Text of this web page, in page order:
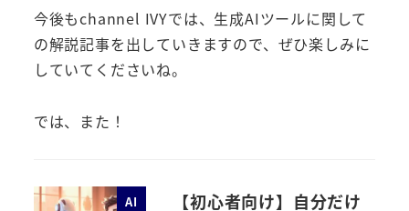
今後もchannel IVYでは、生成AIツールに関して
の解説記事を出していきますので、ぜひ楽しみに
していてくださいね。
では、また！
AI 【初心者向け】自分だけ